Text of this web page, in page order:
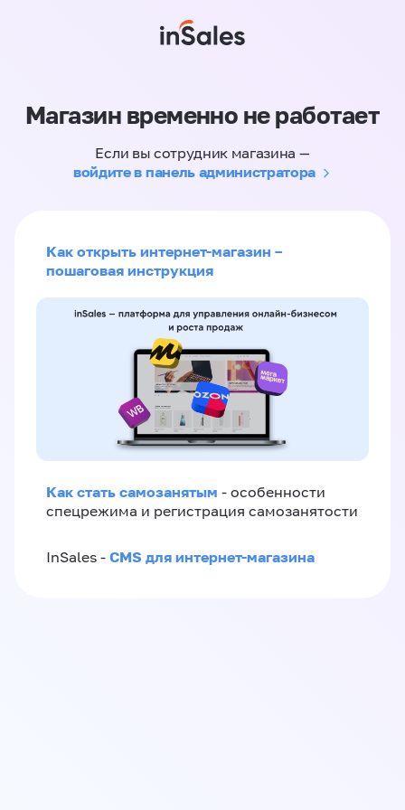
Магазин временно не работает
Если вы сотрудник магазина —
войдите в панель администратора
Как открыть интернет-магазин –
пошаговая инструкция
Как стать самозанятым - особенности
спецрежима и регистрация самозанятости
InSales - CMS для интернет-магазина